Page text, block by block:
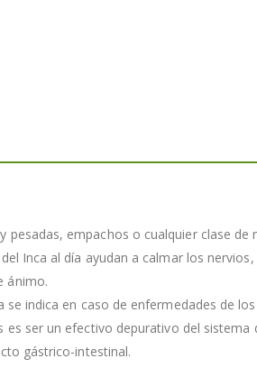
pesadas, empachos o cualquier clase de
Inca al día ayudan a calmar los
ánimo.
indica en caso de enfermedades de
es ser un efectivo depurativo del
gástrico-intestinal.